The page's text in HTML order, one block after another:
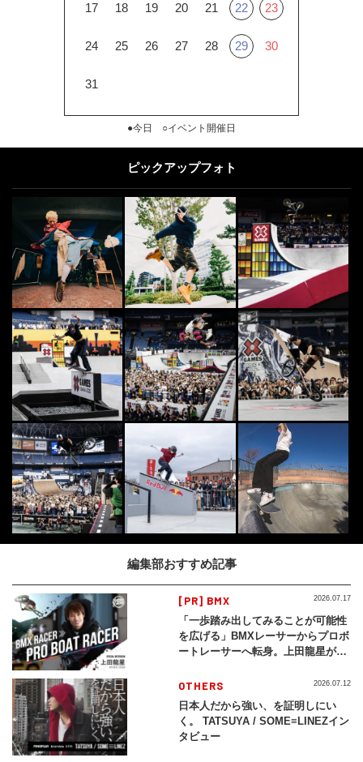
17 18 19 20 21 22 23
24 25 26 27 28 29 30
31
●今日 ○イベント開催日
ピックアップフォト
編集部おすすめ記事
[PR] BMX
「一歩踏み出してみることが可能性
を広げる」BMXレーサーからプロボ
ートレーサーへ転身。上田龍星が体
2026.07.17
OTHERS
日本人だから強い、を証明しにい
く。 TATSUYA / SOME≡LINEZイン
タビュー
2026.07.12